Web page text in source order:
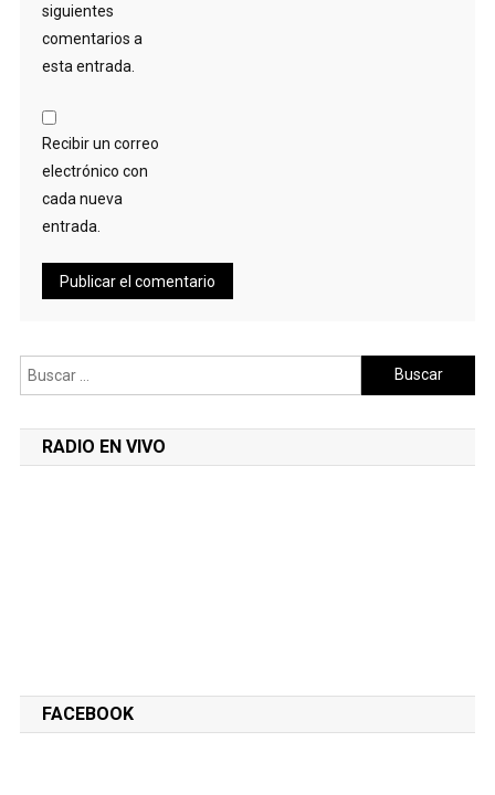
siguientes
comentarios a
esta entrada.
Recibir un correo
electrónico con
cada nueva
entrada.
Buscar:
RADIO EN VIVO
FACEBOOK